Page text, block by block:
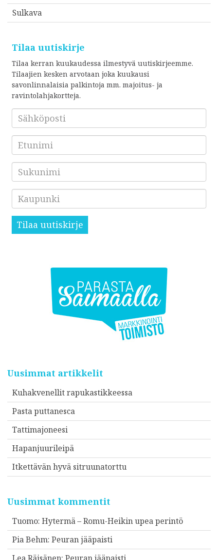
Sulkava
Tilaa uutiskirje
Tilaa kerran kuukaudessa ilmestyvä uutiskirjeemme.
Tilaajien kesken arvotaan joka kuukausi
savonlinnalaisia palkintoja mm. majoitus- ja
ravintolahjakortteja.
Sähköposti
Etunimi
Sukunimi
Kaupunki
Tilaa uutiskirje
Uusimmat artikkelit
Kuhakvenellit rapukastikkeessa
Pasta puttanesca
Tattimajoneesi
Hapanjuurileipä
Itkettävän hyvä sitruunatorttu
Uusimmat kommentit
Tuomo: Hytermä – Romu-Heikin upea perintö
Pia Behm: Peuran jääpaisti